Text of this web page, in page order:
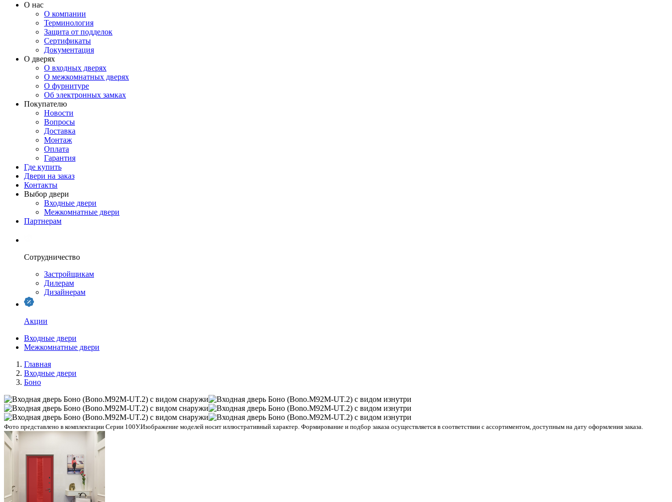
О нас
О компании
Терминология
Защита от подделок
Сертификаты
Документация
О дверях
О входных дверях
О межкомнатных дверях
О фурнитуре
Об электронных замках
Покупателю
Новости
Вопросы
Доставка
Монтаж
Оплата
Гарантия
Где купить
Двери на заказ
Контакты
Выбор двери
Входные двери
Межкомнатные двери
Партнерам
Сотрудничество
Застройщикам
Дилерам
Дизайнерам
Акции
Входные двери
Межкомнатные двери
Главная
Входные двери
Боно
Фото представлено в комплектации Серии 100У.Изображение моделей носит иллюстративный характер. Формирование и подбор заказа осуществляется в соответствии с ассортиментом, доступным на дату оформления заказа.